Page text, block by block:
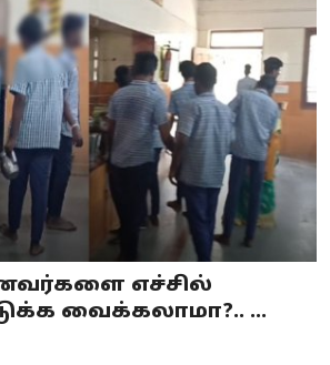
எச்சில்
வைக்கலாமா?.. ...